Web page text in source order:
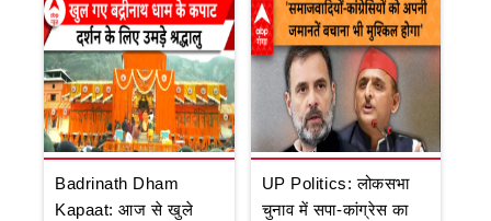
Badrinath Dham
Kapaat: आज से खुले
UP Politics: लोकसभा
चुनाव में सपा-कांग्रेस का